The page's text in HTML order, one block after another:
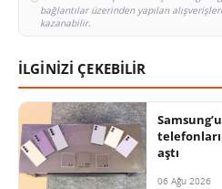
bağlantılar üzerinden yapılan
kazanabilir.
İLGİNİZİ ÇEKEBİLİR
aştı
06 Ağu 2026